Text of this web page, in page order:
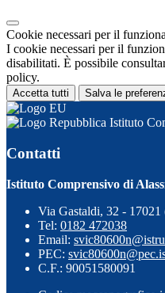
Cookie necessari per il
I cookie necessari per il
disabilitati. È possibile
policy.
Accetta tutti Salva le
Istituto
Contatti
Istituto Comprensivo di
Via Gastaldi, 32 - 17021
Tel: 0182 472038
Email:
PEC:
C.F.: 90051580091